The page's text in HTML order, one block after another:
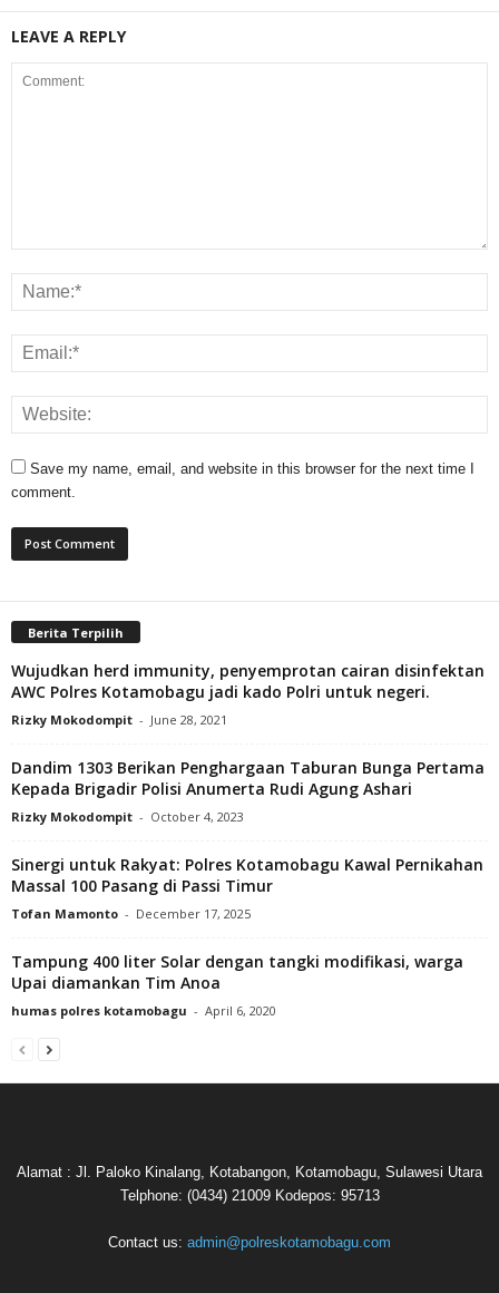
LEAVE A REPLY
Save my name, email, and website in this browser for the next time I
comment.
Berita Terpilih
Wujudkan herd immunity, penyemprotan cairan disinfektan
AWC Polres Kotamobagu jadi kado Polri untuk negeri.
Rizky Mokodompit - June 28, 2021
Dandim 1303 Berikan Penghargaan Taburan Bunga Pertama
Kepada Brigadir Polisi Anumerta Rudi Agung Ashari
Rizky Mokodompit - October 4, 2023
Sinergi untuk Rakyat: Polres Kotamobagu Kawal Pernikahan
Massal 100 Pasang di Passi Timur
Tofan Mamonto - December 17, 2025
Tampung 400 liter Solar dengan tangki modifikasi, warga
Upai diamankan Tim Anoa
humas polres kotamobagu - April 6, 2020
Alamat : Jl. Paloko Kinalang, Kotabangon, Kotamobagu, Sulawesi Utara
Telphone: (0434) 21009 Kodepos: 95713
Contact us: admin@polreskotamobagu.com